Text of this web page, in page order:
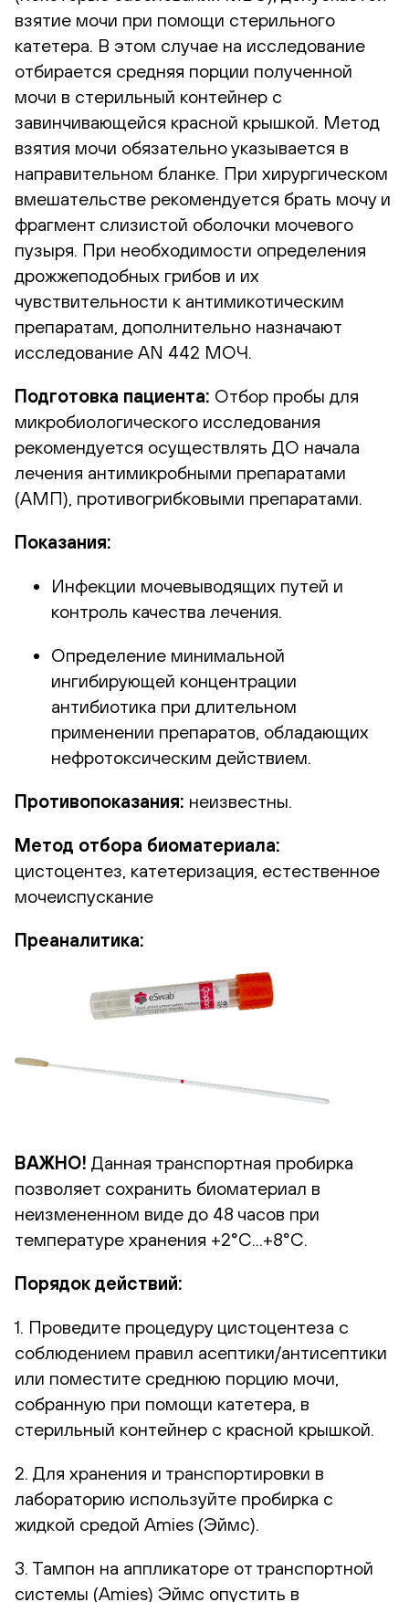
взятие мочи при помощи стерильного
катетера. В этом случае на исследование
отбирается средняя порции полученной
мочи в стерильный контейнер с
завинчивающейся красной крышкой. Метод
взятия мочи обязательно указывается в
направительном бланке. При хирургическом
вмешательстве рекомендуется брать мочу и
фрагмент слизистой оболочки мочевого
пузыря. При необходимости определения
дрожжеподобных грибов и их
чувствительности к антимикотическим
препаратам, дополнительно назначают
исследование AN 442 МОЧ.
Подготовка пациента: Отбор пробы для
микробиологического исследования
рекомендуется осуществлять ДО начала
лечения антимикробными препаратами
(АМП), противогрибковыми препаратами.
Показания:
Инфекции мочевыводящих путей и
контроль качества лечения.
Определение минимальной
ингибирующей концентрации
антибиотика при длительном
применении препаратов, обладающих
нефротоксическим действием.
Противопоказания: неизвестны.
Метод отбора биоматериала:
цистоцентез, катетеризация, естественное
мочеиспускание
Преаналитика:
ВАЖНО! Данная транспортная пробирка
позволяет сохранить биоматериал в
неизмененном виде до 48 часов при
температуре хранения +2°С...+8°С.
Порядок действий:
1. Проведите процедуру цистоцентеза с
соблюдением правил асептики/антисептики
или поместите среднюю порцию мочи,
собранную при помощи катетера, в
стерильный контейнер с красной крышкой.
2. Для хранения и транспортировки в
лабораторию используйте пробирка с
жидкой средой Amies (Эймс).
3. Тампон на аппликаторе от транспортной
системы (Amies) Эймс опустить в